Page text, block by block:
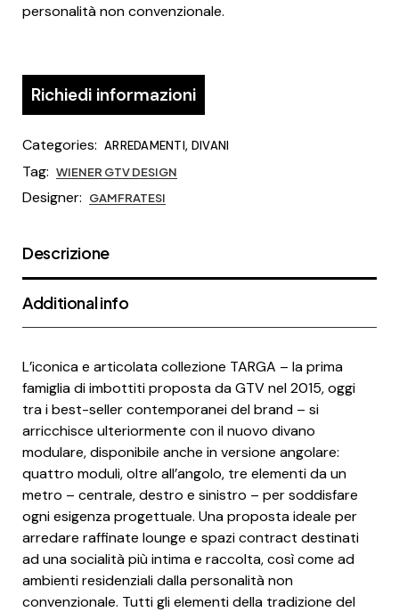
personalità non convenzionale.
Richiedi informazioni
Categories: ARREDAMENTI, DIVANI
Tag: WIENER GTV DESIGN
Designer: GAMFRATESI
Descrizione
Additional info
L’iconica e articolata collezione TARGA – la prima
famiglia di imbottiti proposta da GTV nel 2015, oggi
tra i best-seller contemporanei del brand – si
arricchisce ulteriormente con il nuovo divano
modulare, disponibile anche in versione angolare:
quattro moduli, oltre all’angolo, tre elementi da un
metro – centrale, destro e sinistro – per soddisfare
ogni esigenza progettuale. Una proposta ideale per
arredare raffinate lounge e spazi contract destinati
ad una socialità più intima e raccolta, così come ad
ambienti residenziali dalla personalità non
convenzionale. Tutti gli elementi della tradizione del